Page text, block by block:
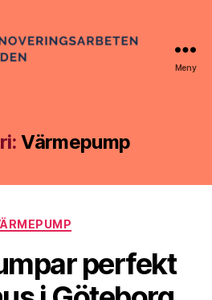
Meny
Värmepump
Kategorier
perfekt